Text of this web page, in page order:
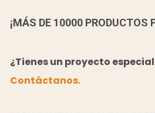
¡MÁS DE 10000 PRODUCTOS
¿Tienes un proyecto
Contáctanos.